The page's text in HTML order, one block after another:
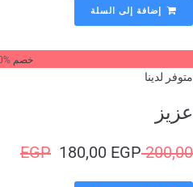
إضافة إلى السلة
خصم %10
لدينا
EGP 180,00EGP